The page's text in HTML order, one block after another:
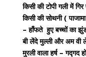
किसी की टोपी गली में
किसी की सोथनी (
– हाँफते हुए बच्चों का
बी लेंदे मुल्ली और अम वी
मुरली वाला हर्ष – गद्गद